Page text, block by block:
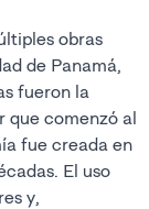
obras
de Panamá,
fueron la
que comenzó al
fue creada en
El uso
y,